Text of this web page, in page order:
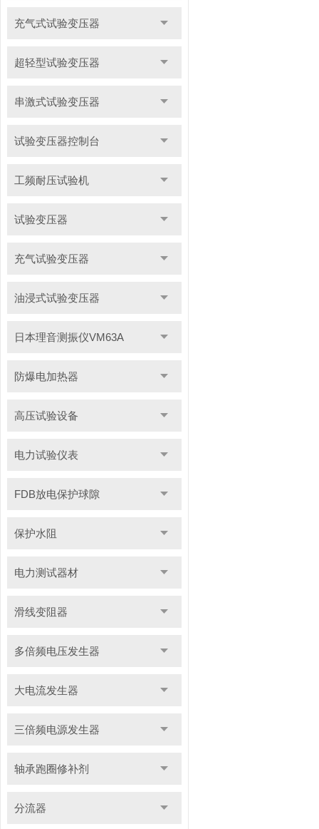
充气式试验变压器
超轻型试验变压器
串激式试验变压器
试验变压器控制台
工频耐压试验机
试验变压器
充气试验变压器
油浸式试验变压器
日本理音测振仪VM63A
防爆电加热器
高压试验设备
电力试验仪表
FDB放电保护球隙
保护水阻
电力测试器材
滑线变阻器
多倍频电压发生器
大电流发生器
三倍频电源发生器
轴承跑圈修补剂
分流器